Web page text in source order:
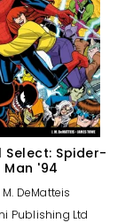
Select: Spider-
Man '94
M. DeMatteis
Publishing Ltd